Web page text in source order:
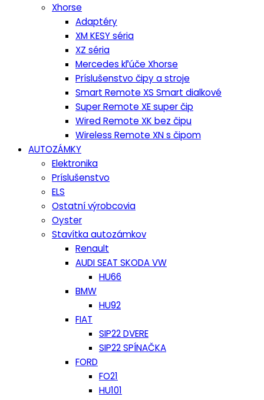
Xhorse
Adaptéry
XM KESY séria
XZ séria
Mercedes kľúče Xhorse
Príslušenstvo čipy a stroje
Smart Remote XS Smart dialkové
Super Remote XE super čip
Wired Remote XK bez čipu
Wireless Remote XN s čipom
AUTOZÁMKY
Elektronika
Príslušenstvo
ELS
Ostatní výrobcovia
Oyster
Stavítka autozámkov
Renault
AUDI SEAT SKODA VW
HU66
BMW
HU92
FIAT
SIP22 DVERE
SIP22 SPÍNAČKA
FORD
FO21
HU101